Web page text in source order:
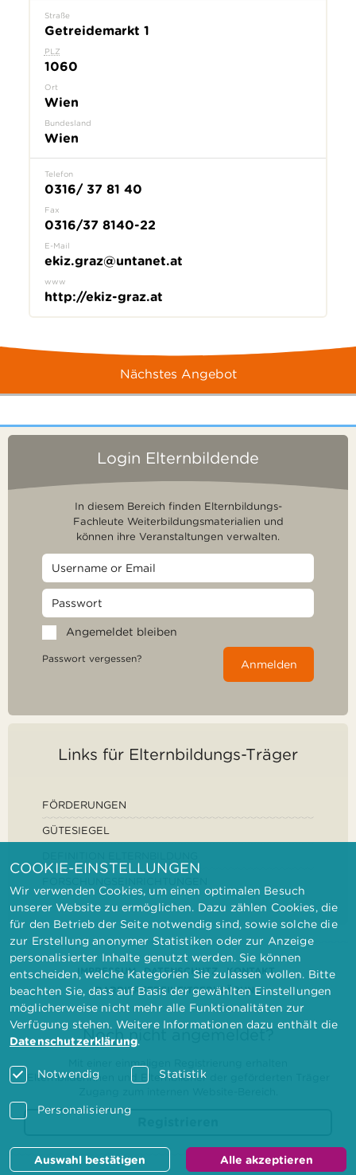
Straße
Getreidemarkt 1
PLZ
1060
Ort
Wien
Bundesland
Wien
Telefon
0316/ 37 81 40
Fax
0316/37 8140-22
E-Mail
ekiz.graz@untanet.at
www
http://ekiz-graz.at
Nächstes Angebot
Login Elternbildende
In diesem Bereich finden Elternbildungs-
Fachleute Weiterbildungsmaterialien und
können ihre Veranstaltungen verwalten.
Angemeldet bleiben
Passwort vergessen? Anmelden
Links für Elternbildungs-Träger
FÖRDERUNGEN
GÜTESIEGEL
IMPRESSUM DATENSCHUTZ
KONTAKT
BARRIEREFREIHEITSERKLÄRUNG
Noch nicht angemeldet?
Mit einer einmaligen Registrierung erhalten
Elternbilderinnen und Elternbildner der geförderten Träger
COOKIE-EINSTELLUNGEN
Wir verwenden Cookies, um einen optimalen Besuch
unserer Website zu ermöglichen. Dazu zählen Cookies, die
für den Betrieb der Seite notwendig sind, sowie solche die
zur Erstellung anonymer Statistiken oder zur Anzeige
personalisierter Inhalte genutzt werden. Sie können
entscheiden, welche Kategorien Sie zulassen wollen. Bitte
beachten Sie, dass auf Basis der gewählten Einstellungen
möglicherweise nicht mehr alle Funktionalitäten zur
Verfügung stehen. Weitere Informationen dazu enthält die
Datenschutzerklärung.
Notwendig Statistik
Personalisierung
Auswahl bestätigen Alle akzeptieren